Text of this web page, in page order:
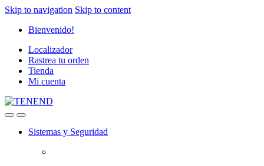
Skip to navigation Skip to content
Bienvenido!
Localizador
Rastrea tu orden
Tienda
Mi cuenta
Sistemas y Seguridad